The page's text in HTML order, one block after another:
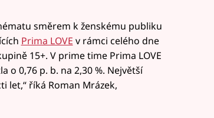
směrem k ženskému publiku
Prima LOVE v rámci celého dne
15+. V prime time Prima LOVE
o 0,76 p. b. na 2,30 %. Největší
let,“ říká Roman Mrázek,